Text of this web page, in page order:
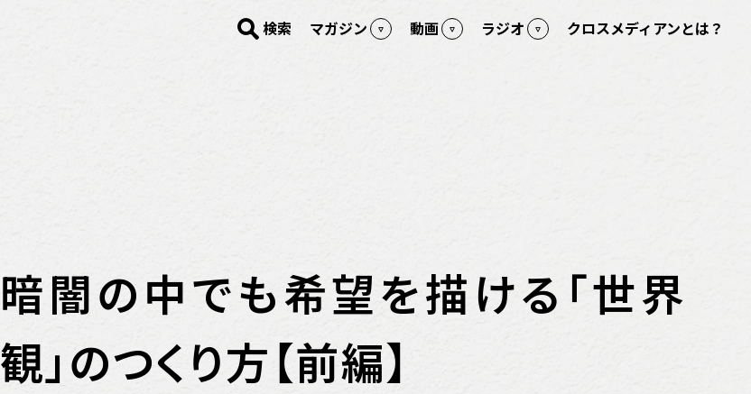
検索 マガジン 動画 ラジオ クロスメディアンとは？
暗闇の中でも希望を描ける「世界
観」のつくり方【前編】